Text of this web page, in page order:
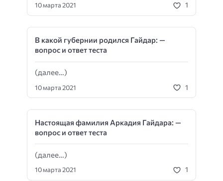
10 марта 2021 1
В какой губернии родился Гайдар: —
вопрос и ответ теста
(далее…)
10 марта 2021 1
Настоящая фамилия Аркадия Гайдара: —
вопрос и ответ теста
(далее…)
10 марта 2021 1